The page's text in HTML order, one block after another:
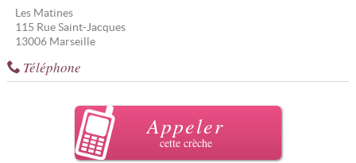
Les Matines
115 Rue Saint-Jacques
13006 Marseille
Téléphone
Appeler
cette crèche